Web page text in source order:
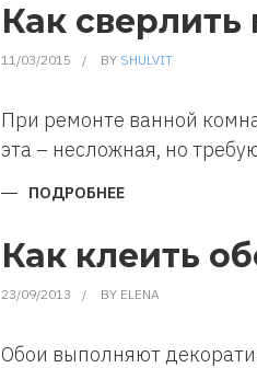
ИНТЕРЬЕРА
КВАРТИРЫ
Как
11/03/2015 BY SHULVIT
При ремонте ванной
эта – несложная, но
ПОДРОБНЕЕ
КЕРАМИЧЕСКУЮ
ПЛИТКУ
Как клеить
23/09/2013 BY ELENA
Обои выполняют